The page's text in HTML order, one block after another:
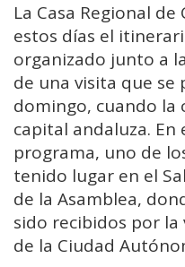
La Casa Regional
estos días el
organizado junto a
de una visita que
domingo, cuando la
capital andaluza. En
programa, uno de
tenido lugar en el
de la Asamblea,
sido recibidos por
de la Ciudad